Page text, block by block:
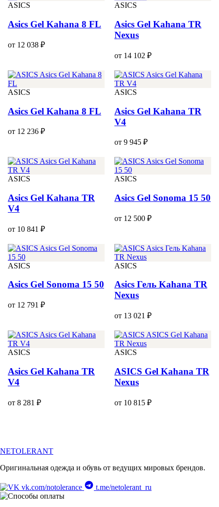
ASICS
Asics Gel Kahana 8 FL
от 12 038 ₽
ASICS
Asics Gel Kahana TR
Nexus
от 14 102 ₽
ASICS
Asics Gel Kahana 8 FL
от 12 236 ₽
ASICS
Asics Gel Kahana TR
V4
от 9 945 ₽
ASICS
Asics Gel Kahana TR
V4
от 10 841 ₽
ASICS
Asics Gel Sonoma 15 50
от 12 500 ₽
ASICS
Asics Gel Sonoma 15 50
от 12 791 ₽
ASICS
Asics Гель Kahana TR
Nexus
от 13 021 ₽
ASICS
Asics Gel Kahana TR
V4
от 8 281 ₽
ASICS
ASICS Gel Kahana TR
Nexus
от 10 815 ₽
NETOLERANT
Оригинальная одежда и обувь от ведущих мировых брендов.
vk.com/notolerance t.me/netolerant_ru